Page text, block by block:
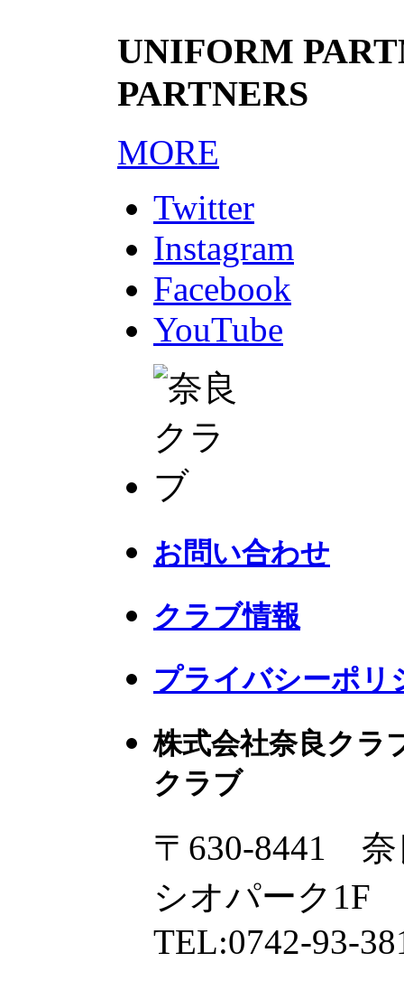
UNIFORM
PARTNERS
MORE
Twitter
Instagram
Facebook
YouTube
お問い合わせ
クラブ情報
プライバシーポリ
株式会社奈良ク
クラブ
〒630-8441
シオパーク1F
TEL:0742-93-